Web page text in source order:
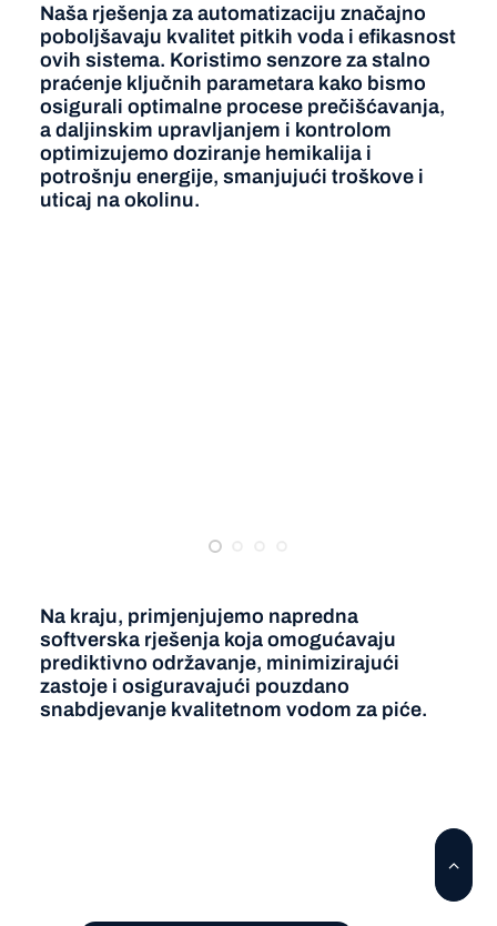
Naša rješenja za automatizaciju značajno
poboljšavaju kvalitet pitkih voda i efikasnost
ovih sistema. Koristimo senzore za stalno
praćenje ključnih parametara kako bismo
osigurali optimalne procese prečišćavanja,
a daljinskim upravljanjem i kontrolom
optimizujemo doziranje hemikalija i
potrošnju energije, smanjujući troškove i
uticaj na okolinu.
Na kraju, primjenjujemo napredna
softverska rješenja koja omogućavaju
prediktivno održavanje, minimizirajući
zastoje i osiguravajući pouzdano
snabdjevanje kvalitetnom vodom za piće.